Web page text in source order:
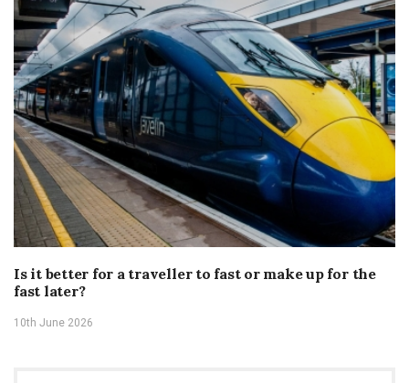
Is it better for a traveller to fast or make up for the
fast later?
10th June 2026